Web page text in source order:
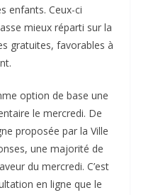
enfants. Ceux-ci
mieux réparti sur la
gratuites, favorables à
option de base une
le mercredi. De
proposée par la Ville
une majorité de
du mercredi. C’est
en ligne que le